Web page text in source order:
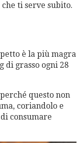
ti serve subito.
è la più magra
di grasso ogni 28
questo non
coriandolo e
consumare